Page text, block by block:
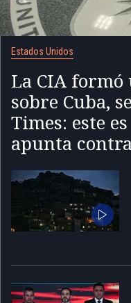
Estados Unidos
La CIA
sobre Cuba,
Times: este
apunta